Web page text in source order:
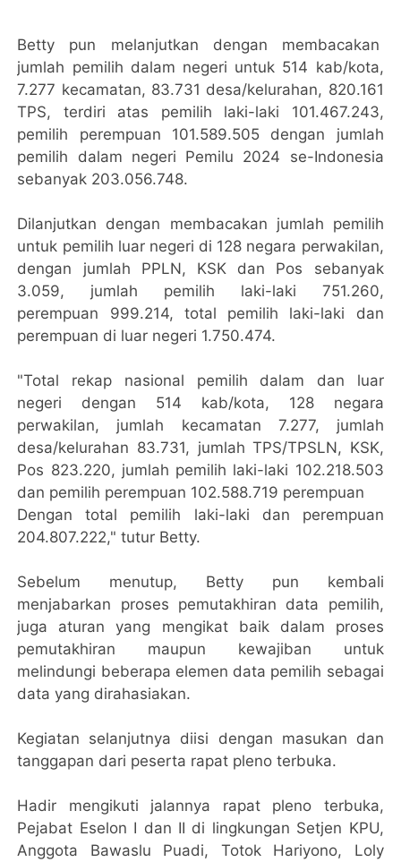
Betty pun melanjutkan dengan membacakan
jumlah pemilih dalam negeri untuk 514 kab/kota,
7.277 kecamatan, 83.731 desa/kelurahan, 820.161
TPS, terdiri atas pemilih laki-laki 101.467.243,
pemilih perempuan 101.589.505 dengan jumlah
pemilih dalam negeri Pemilu 2024 se-Indonesia
sebanyak 203.056.748.
Dilanjutkan dengan membacakan jumlah pemilih
untuk pemilih luar negeri di 128 negara perwakilan,
dengan jumlah PPLN, KSK dan Pos sebanyak
3.059, jumlah pemilih laki-laki 751.260,
perempuan 999.214, total pemilih laki-laki dan
perempuan di luar negeri 1.750.474.
"Total rekap nasional pemilih dalam dan luar
negeri dengan 514 kab/kota, 128 negara
perwakilan, jumlah kecamatan 7.277, jumlah
desa/kelurahan 83.731, jumlah TPS/TPSLN, KSK,
Pos 823.220, jumlah pemilih laki-laki 102.218.503
dan pemilih perempuan 102.588.719 perempuan
Dengan total pemilih laki-laki dan perempuan
204.807.222," tutur Betty.
Sebelum menutup, Betty pun kembali
menjabarkan proses pemutakhiran data pemilih,
juga aturan yang mengikat baik dalam proses
pemutakhiran maupun kewajiban untuk
melindungi beberapa elemen data pemilih sebagai
data yang dirahasiakan.
Kegiatan selanjutnya diisi dengan masukan dan
tanggapan dari peserta rapat pleno terbuka.
Hadir mengikuti jalannya rapat pleno terbuka,
Pejabat Eselon I dan II di lingkungan Setjen KPU,
Anggota Bawaslu Puadi, Totok Hariyono, Loly